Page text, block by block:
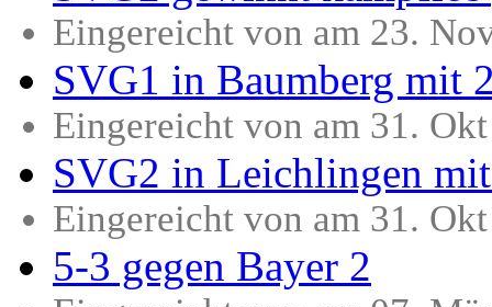
Eingereicht von am 23.
SVG1 in Baumberg mit
Eingereicht von am 31.
SVG2 in Leichlingen
Eingereicht von am 31.
5-3 gegen Bayer 2